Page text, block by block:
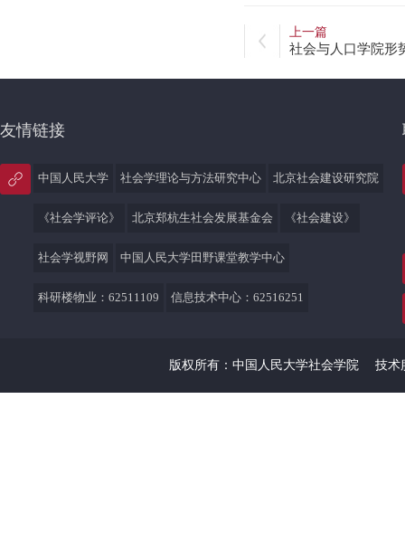
上一篇
社会与人口学院形
友情链接
中国人民大学 社会学理论与方法研究中心 北京社会建设研究院
《社会学评论》 北京郑杭生社会发展基金会 《社会建设》
社会学视野网 中国人民大学田野课堂教学中心
科研楼物业：62511109 信息技术中心：62516251
版权所有：中国人民大学社会学院 技术